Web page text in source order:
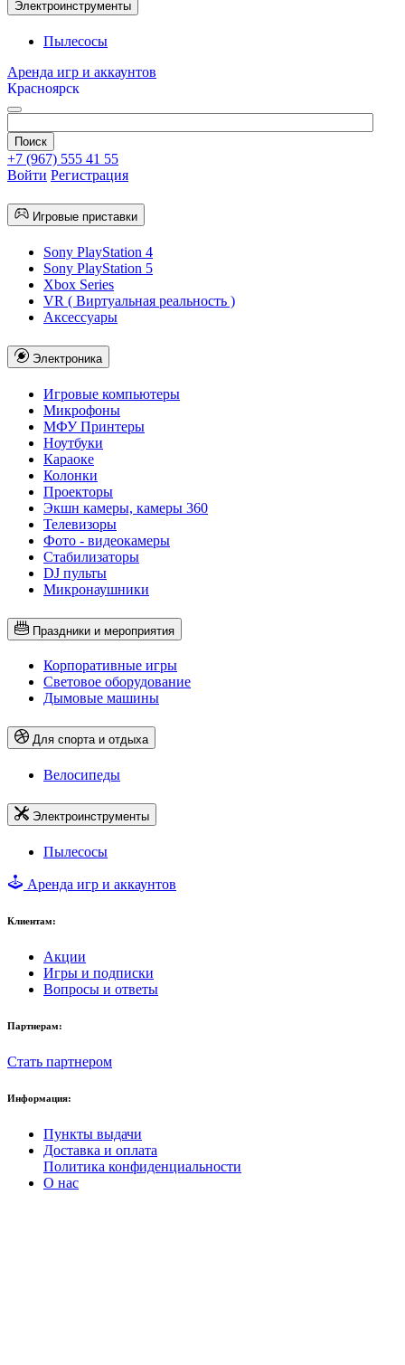
Электроинструменты
Пылесосы
Аренда игр и аккаунтов
Красноярск
+7 (967) 555 41 55
Войти Регистрация
Игровые приставки
Sony PlayStation 4
Sony PlayStation 5
Xbox Series
VR ( Виртуальная реальность )
Аксессуары
Электроника
Игровые компьютеры
Микрофоны
МФУ Принтеры
Ноутбуки
Караоке
Колонки
Проекторы
Экшн камеры, камеры 360
Телевизоры
Фото - видеокамеры
Стабилизаторы
DJ пульты
Микронаушники
Праздники и мероприятия
Корпоративные игры
Световое оборудование
Дымовые машины
Для спорта и отдыха
Велосипеды
Электроинструменты
Пылесосы
Аренда игр и аккаунтов
Клиентам:
Акции
Игры и подписки
Вопросы и ответы
Партнерам:
Стать партнером
Информация:
Пункты выдачи
Доставка и оплата
Политика конфиденциальности
О нас